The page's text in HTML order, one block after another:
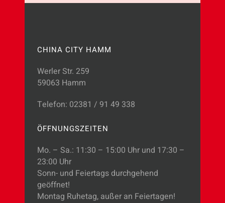
CHINA CITY HAMM
Werler Str. 259
59063 Hamm
Telefon: 02381 / 91 49 338
ÖFFNUNGSZEITEN
Mo. – Sa.: 11:30 – 15:00 Uhr und 17:30 –
23:00 Uhr
Sonn- und Feiertags durchgehend
geöffnet!
Montag Ruhetag, außer an Feiertagen!